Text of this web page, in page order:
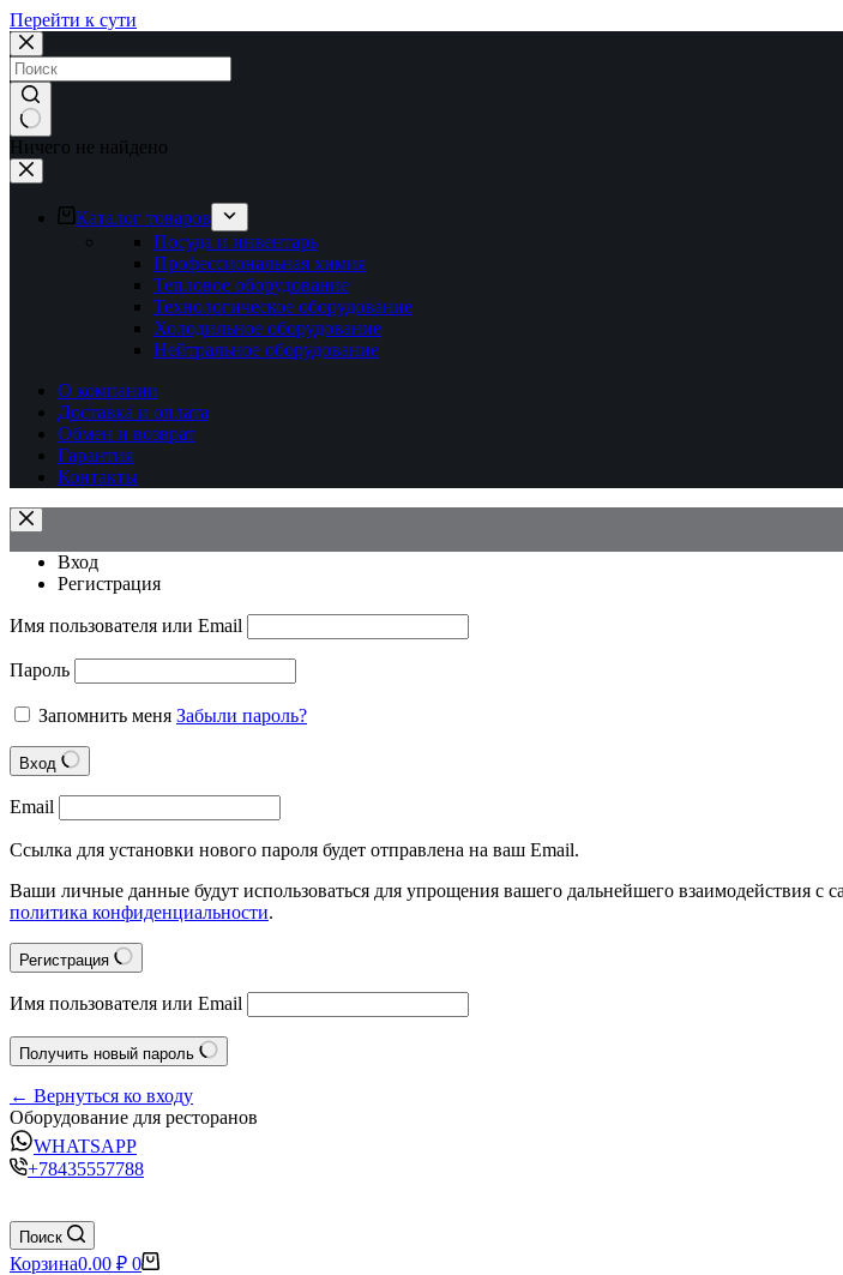
Перейти к сути
Ничего не найдено
Каталог товаров
Посуда и инвентарь
Профессиональная химия
Тепловое оборудование
Технологическое оборудование
Холодильное оборудование
Нейтральное оборудование
О компании
Доставка и оплата
Обмен и возврат
Гарантия
Контакты
Вход
Регистрация
Имя пользователя или Email
Пароль
Запомнить меня Забыли пароль?
Вход
Email
Ссылка для установки нового пароля будет отправлена на ваш Email.
Ваши личные данные будут использоваться для упрощения вашего дальнейшего взаимодействия
политика конфиденциальности.
Регистрация
Имя пользователя или Email
Получить новый пароль
← Вернуться ко входу
Оборудование для ресторанов
WHATSAPP
+78435557788
Поиск
Корзина0.00 ₽ 0